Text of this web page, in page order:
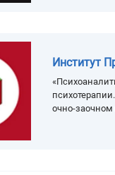
Институт
очно-